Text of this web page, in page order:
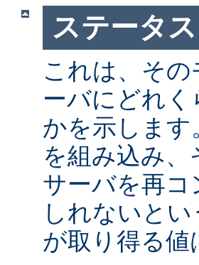
ステータス
これは、そ
ーバにどれ
かを示しま
を組み込み
サーバを再
しれないと
が取り得る値